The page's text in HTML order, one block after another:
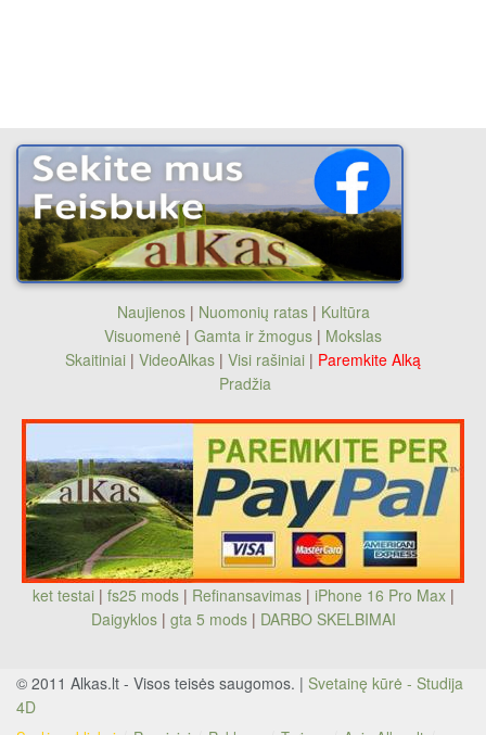
Naujienos| Nuomonių ratas| Kultūra
Visuomenė | Gamta ir žmogus | Mokslas
Skaitiniai | VideoAlkas | Visi rašiniai | Paremkite Alką
Pradžia
ket testai | fs25 mods| Refinansavimas| iPhone 16 Pro Max|
Daigyklos| gta 5 mods | DARBO SKELBIMAI
© 2011 Alkas.lt - Visos teisės saugomos. | Svetainę kūrė - Studija
4D